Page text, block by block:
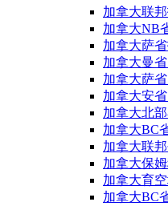
加拿大联
加拿大NB
加拿大萨
加拿大曼
加拿大萨
加拿大安
加拿大北
加拿大BC
加拿大联
加拿大保
加拿大育
加拿大BC